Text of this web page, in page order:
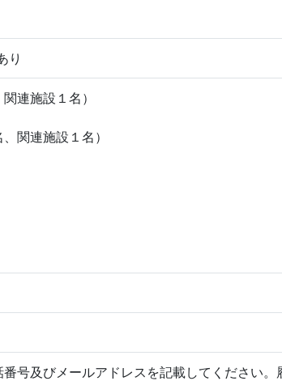
り
連施設１名）
関連施設１名）
号及びメールアドレスを記載してください